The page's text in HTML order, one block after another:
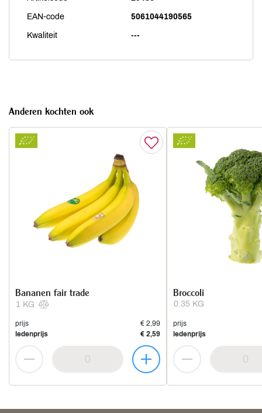
EAN-code 5061044190565
Kwaliteit ---
Anderen kochten ook
1 KG
Bananen fair trade
prijs
€ 2,99
ledenprijs
€ 2,59
0.35 KG
Broccoli
prijs
ledenprijs